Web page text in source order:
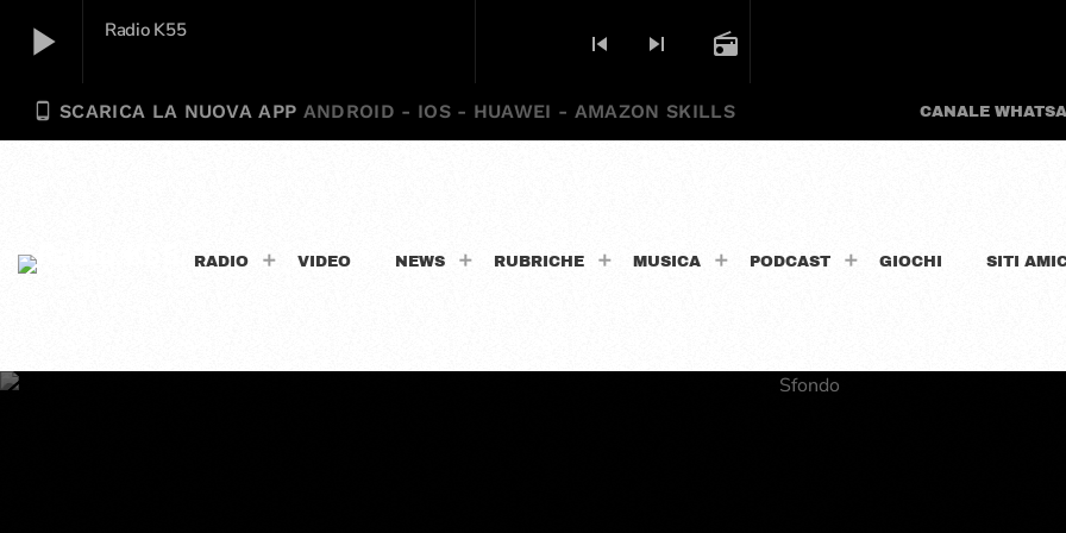
play_arrow Radio K55
skip_previous skip_next radio
play_arrow Radio K55
phone_android SCARICA LA NUOVA APP ANDROID - IOS - HUAWEI - AMAZON SKILLS CANALE
RADIO VIDEO NEWS RUBRICHE MUSICA PODCAST GIOCHI SITI